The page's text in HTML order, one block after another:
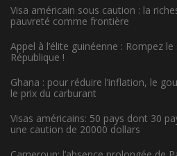
Visa américain sous caution : la
pauvreté comme frontière
Appel à l’élite guinéenne : Rompez
République !
Ghana : pour réduire l’inflation, le
le prix du carburant
Visas américains: 50 pays dont 30
une caution de 20000 dollars